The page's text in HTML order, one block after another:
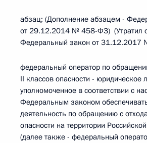
абзац; (Дополнение абзацем -
от 29.12.2014 № 458-ФЗ) (Утратил
Федеральный закон от
федеральный оператор по
II классов опасности - юридическое
уполномоченное в соответствии с
Федеральным законом
деятельность по обращению с
опасности на территории
(далее также - федеральный